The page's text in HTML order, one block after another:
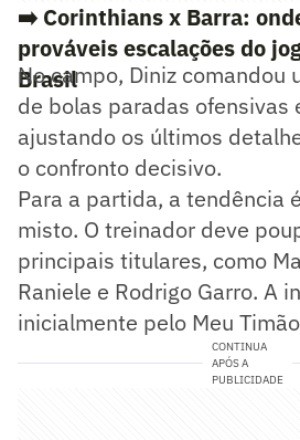
➡️ Corinthians x Barra:
prováveis escalações do
Brasil
No campo, Diniz comandou
de bolas paradas ofensivas
ajustando os últimos
o confronto decisivo.
Para a partida, a tendência
misto. O treinador deve
principais titulares, como
Raniele e Rodrigo Garro. A
inicialmente pelo Meu
CONTINUA
APÓS A
PUBLICIDADE